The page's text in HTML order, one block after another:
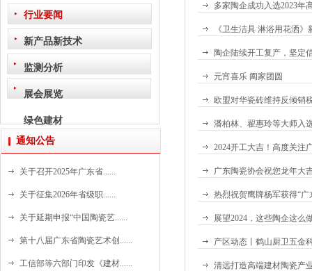
多家陶企成功入选2023年
《卫生洁具 淋浴用花洒
陶企陆续开工复产，坚定
元宵喜乐 阖家团圆
欧盟对华瓷砖维持反倾销
潘柏林、翟惠玲等大师入
2024开工大吉！高度关注
广东陶瓷协会祝您龙年大
热烈祝贺鹰牌杨军获得“
展望2024，这些陶企这么
产区动态丨鹤山厨卫五金
清远打造高端建材陶瓷产
行业要闻
新产品新技术
监测分析
展会展览
绿色建材
通知公告
关于召开2025年广东省......
关于征集2026年省级职......
关于延期申报“中国陶瓷艺......
第十八届广东省陶瓷艺术创......
工信部等六部门印发《建材......